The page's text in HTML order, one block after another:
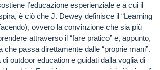
l’educazione esperienziale e a cui il
è ciò che J. Dewey definisce il “Learning
ovvero la convinzione che sia più
attraverso il “fare pratico” e, appunto,
che passa direttamente dalle “proprie mani”.
outdoor education e guidati dalla voglia di